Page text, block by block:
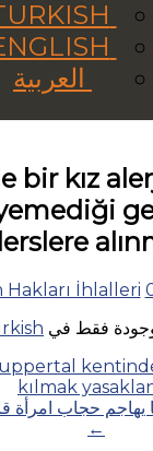
العربية
bir kız
Hakları İhlalleri
فقط في
kılmak
حجاب امرأة
←